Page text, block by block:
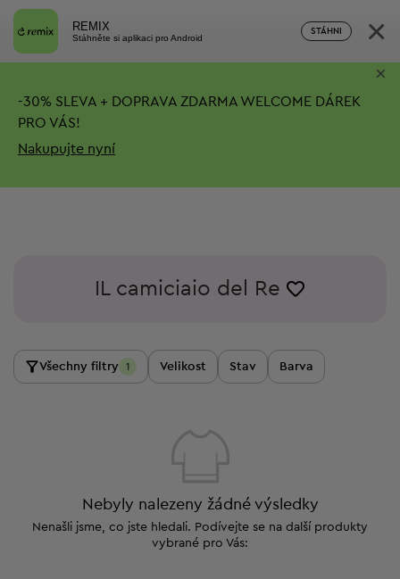
REMIX
Stáhněte si aplikaci pro Android
STÁHNI ×
-30% SLEVA + DOPRAVA ZDARMA WELCOME DÁREK
PRO VÁS!
Nakupujte nyní
×
IL camiciaio del Re
Všechny filtry 1 Velikost Stav Barva
Nebyly nalezeny žádné výsledky
Nenašli jsme, co jste hledali. Podívejte se na další produkty
vybrané pro Vás: